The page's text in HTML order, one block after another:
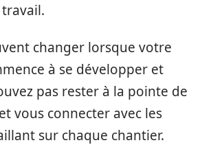
changer lorsque votre
à se développer et
pas rester à la pointe de
vous connecter avec les
sur chaque chantier.